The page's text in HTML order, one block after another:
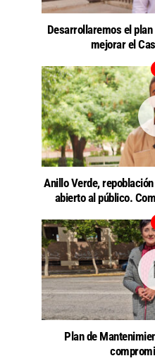
Desarrollaremos el
mejorar el
Anillo Verde,
abierto al público.
Plan de